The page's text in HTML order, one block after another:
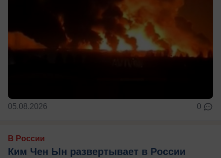
05.08.2026 0
В России
Ким Чен Ын развертывает в России